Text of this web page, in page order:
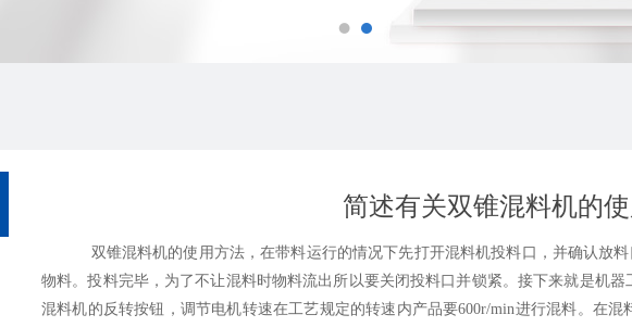
简述有关双锥混料机的
双锥混料机的使用方法，在带料运行的情况下先打开混料机投料口，并确认放料
物料。投料完毕，为了不让混料时物料流出所以要关闭投料口并锁紧。接下来就是机
混料机的反转按钮，调节电机转速在工艺规定的转速内产品要600r/min进行混料。在